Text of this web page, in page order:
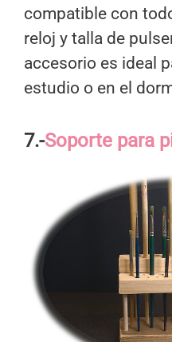
compatible con
reloj y talla de
accesorio es ideal
estudio o en el
7.-Soporte para